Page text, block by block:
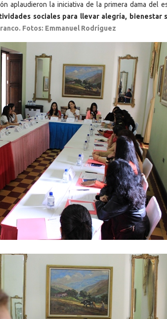
aplaudieron la iniciativa de la primera dama del
sociales para llevar alegría,
Fotos: Emmanuel Rodríguez